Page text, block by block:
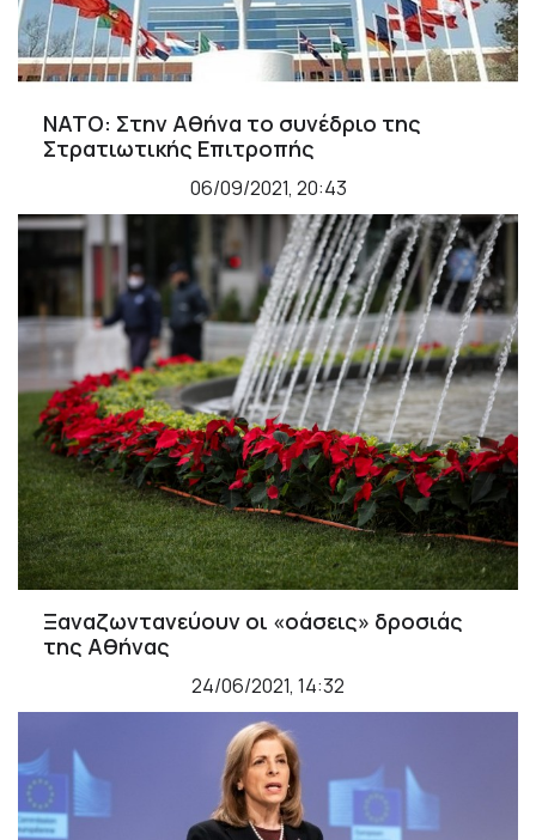
ΝΑΤΟ: Στην Αθήνα το συνέδριο της
Στρατιωτικής Επιτροπής
06/09/2021, 20:43
Ξαναζωντανεύουν οι «οάσεις» δροσιάς
της Αθήνας
24/06/2021, 14:32